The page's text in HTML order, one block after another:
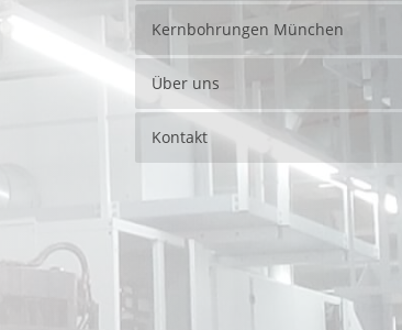
Kernbohrungen München
Über uns
Kontakt